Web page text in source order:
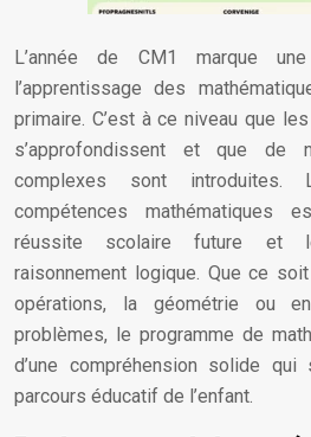
L’année de CM1 marque
l’apprentissage des
primaire. C’est à ce niveau que
s’approfondissent et que de
complexes sont
compétences mathématiques
réussite scolaire future et
raisonnement logique. Que ce
opérations, la géométrie ou
problèmes, le programme de
d’une compréhension solide
parcours éducatif de l’enfant.